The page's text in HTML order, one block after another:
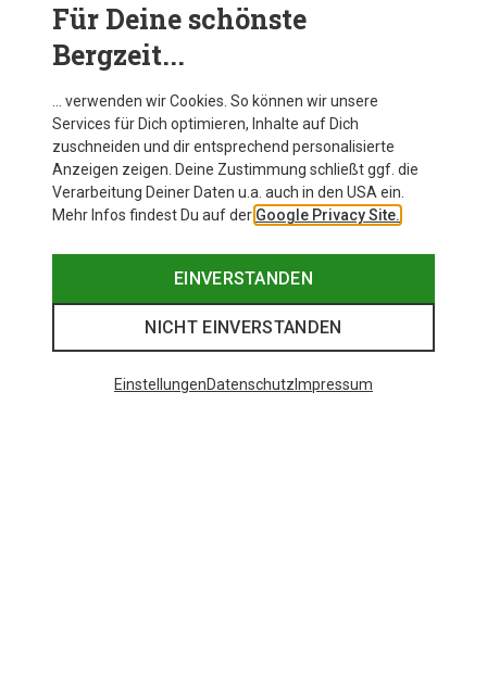
Kjerag Brut Schuhe
199,95 €
Für Deine schönste
Bergzeit...
… verwenden wir Cookies. So können wir unsere
Services für Dich optimieren, Inhalte auf Dich
zuschneiden und dir entsprechend personalisierte
Anzeigen zeigen. Deine Zustimmung schließt ggf. die
Verarbeitung Deiner Daten u.a. auch in den USA ein.
Mehr Infos findest Du auf der Google Privacy Site.
EINVERSTANDEN
NICHT EINVERSTANDEN
EinstellungenDatenschutz Impressum